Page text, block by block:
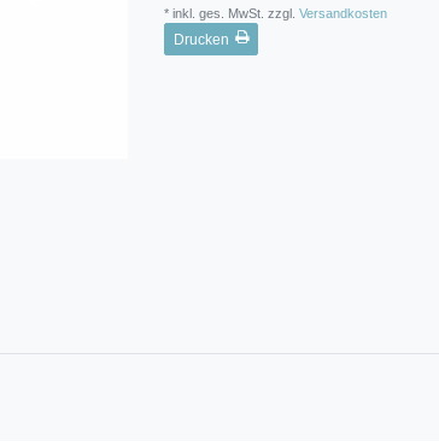
* inkl. ges. MwSt. zzgl. Versandkosten
Drucken